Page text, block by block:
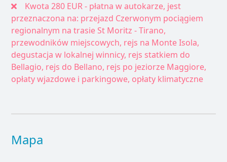
Kwota 280 EUR - płatna w autokarze, jest
przeznaczona na: przejazd Czerwonym pociągiem
regionalnym na trasie St Moritz - Tirano,
przewodników miejscowych, rejs na Monte Isola,
degustacja w lokalnej winnicy, rejs statkiem do
Bellagio, rejs do Bellano, rejs po jeziorze Maggiore,
opłaty wjazdowe i parkingowe, opłaty klimatyczne
Mapa